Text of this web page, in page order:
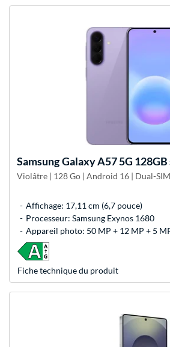
SamsungGalaxy A57 5G
Violâtre | 128 Go | Android 16 | Dual-SIM
Affichage: 17,11 cm (6,7 pouce)
Processeur: Samsung Exynos 1680
Appareil photo: 50 MP + 12 MP + 5
Fiche technique du produit